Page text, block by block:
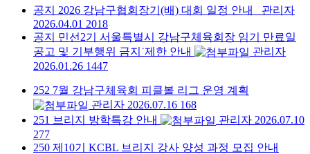
공지 2026 강남구협회장기(배) 대회 일정 안내
관리자
2026.04.01 2018
공지
민선2기 서울특별시 강남구체육회장 임기 만료일
공고 및 기부행위 금지˙제한 안내
관리자
2026.01.26 1447
252 7월 강남구체육회 피클볼 리그 운영 계획
관리자 2026.07.16 168
251 브리지 방학특강 안내 관리자 2026.07.10
277
250 제10기 KCBL 브리지 강사 양성 과정 모집 안내